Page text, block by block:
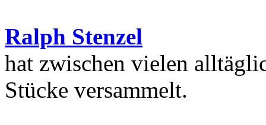
Ralph Stenzel
hat zwischen vielen
Stücke versammelt.